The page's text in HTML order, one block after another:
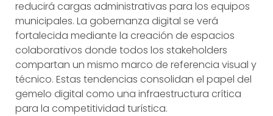
reducirá cargas administrativas para los equipos
municipales. La gobernanza digital se verá
fortalecida mediante la creación de espacios
colaborativos donde todos los stakeholders
compartan un mismo marco de referencia visual y
técnico. Estas tendencias consolidan el papel del
gemelo digital como una infraestructura crítica
para la competitividad turística.